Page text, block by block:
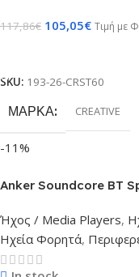
117,86€ 105,05€ Τιμή με
SKU: 193-26-CRST60
ΜΆΡΚΑ CREATIVE
-11%
Anker Soundcore BT
Ήχος / Media Players,
Ηχεία Φορητά,